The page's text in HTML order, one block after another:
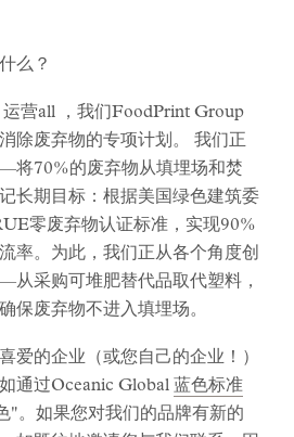
么？
运营all ，我们FoodPrint Group
除废弃物的专项计划。 我们正
将70%的废弃物从填埋场和焚
长期目标：根据美国绿色建筑委
零废弃物认证标准，实现90%
率。为此，我们正从各个角度创
采购可堆肥替代品取代塑料，
保废弃物不进入填埋场。
爱的企业（或您自己的企业！）
通过Oceanic Global 蓝色标准
"。如果您对我们的品牌有新的